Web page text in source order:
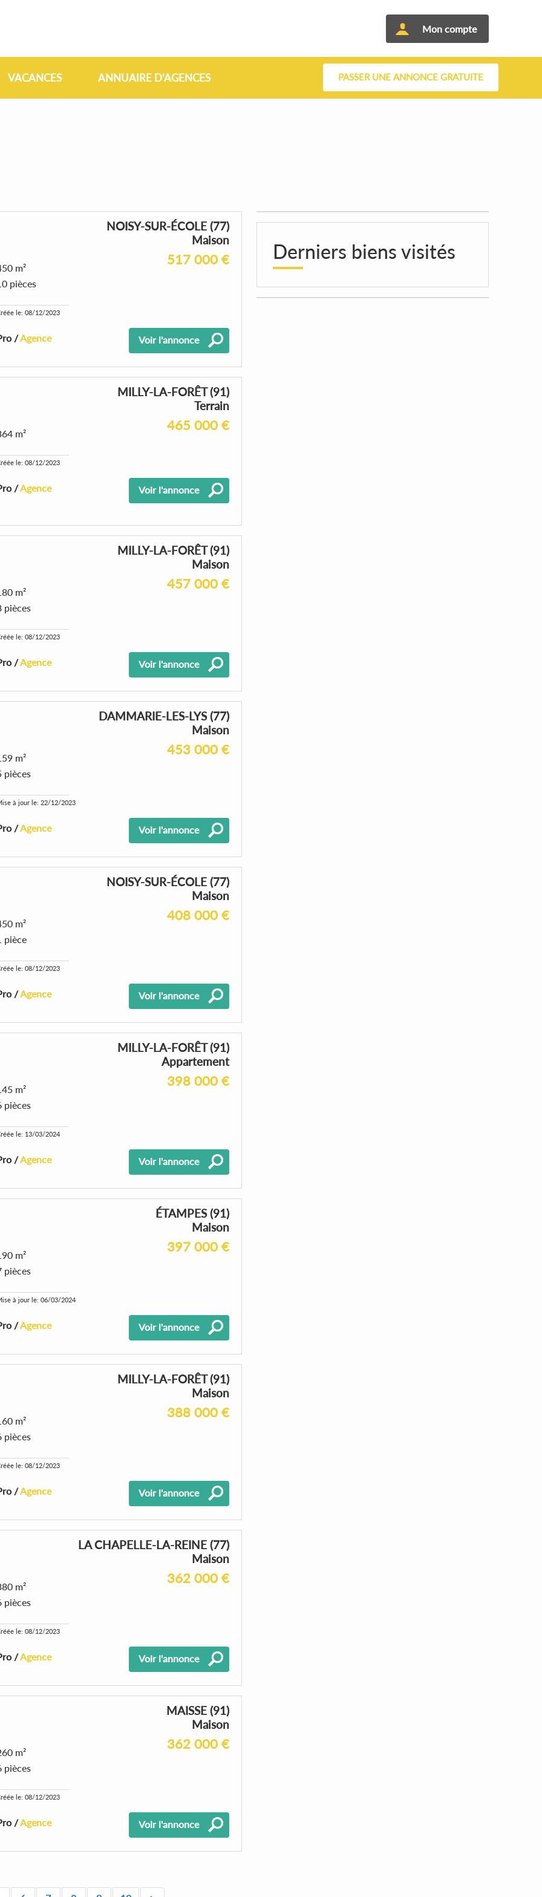
Mon compte
VACANCES ANNUAIRE D'AGENCES PASSER UNE ANNONCE GRATUITE
NOISY-SUR-ÉCOLE (77)
Maison
517 000 €
m²
pièces
le: 08/12/2023
/Agence Voir l'annonce
MILLY-LA-FORÊT (91)
Terrain
465 000 €
m²
le: 08/12/2023
/Agence Voir l'annonce
MILLY-LA-FORÊT (91)
Maison
457 000 €
m²
pièces
le: 08/12/2023
/Agence Voir l'annonce
DAMMARIE-LES-LYS (77)
Maison
453 000 €
m²
pièces
à jour le: 22/12/2023
/Agence Voir l'annonce
NOISY-SUR-ÉCOLE (77)
Maison
408 000 €
m²
pièce
le: 08/12/2023
/Agence Voir l'annonce
MILLY-LA-FORÊT (91)
Appartement
398 000 €
m²
pièces
le: 13/03/2024
/Agence Voir l'annonce
ÉTAMPES (91)
Maison
397 000 €
m²
pièces
à jour le: 06/03/2024
/Agence Voir l'annonce
MILLY-LA-FORÊT (91)
Maison
388 000 €
m²
pièces
le: 08/12/2023
/Agence Voir l'annonce
LA CHAPELLE-LA-REINE (77)
Maison
362 000 €
m²
pièces
le: 08/12/2023
/Agence Voir l'annonce
MAISSE (91)
Maison
362 000 €
m²
pièces
le: 08/12/2023
/Agence Voir l'annonce
Derniers biens visités